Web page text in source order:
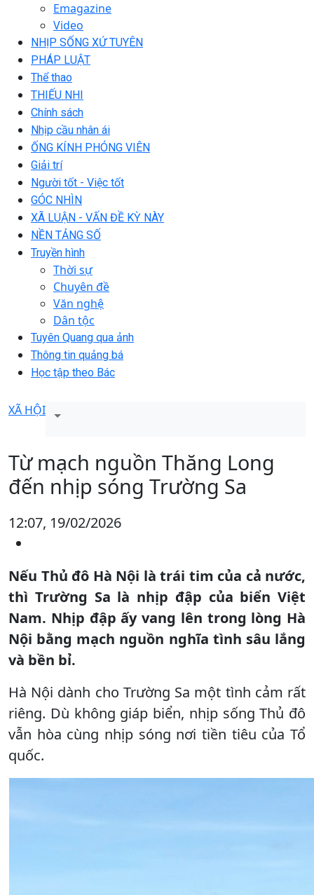
Emagazine
Video
NHỊP SỐNG XỨ TUYÊN
PHÁP LUẬT
Thể thao
THIẾU NHI
Chính sách
Nhịp cầu nhân ái
ỐNG KÍNH PHÓNG VIÊN
Giải trí
Người tốt - Việc tốt
GÓC NHÌN
XÃ LUẬN - VẤN ĐỀ KỲ NÀY
NỀN TẢNG SỐ
Truyền hình
Thời sự
Chuyên đề
Văn nghệ
Dân tộc
Tuyên Quang qua ảnh
Thông tin quảng bá
Học tập theo Bác
XÃ HỘI
Từ mạch nguồn Thăng Long
đến nhịp sóng Trường Sa
12:07, 19/02/2026
Nếu Thủ đô Hà Nội là trái tim của cả nước,
thì Trường Sa là nhịp đập của biển Việt
Nam. Nhịp đập ấy vang lên trong lòng Hà
Nội bằng mạch nguồn nghĩa tình sâu lắng
và bền bỉ.
Hà Nội dành cho Trường Sa một tình cảm rất
riêng. Dù không giáp biển, nhịp sống Thủ đô
vẫn hòa cùng nhịp sóng nơi tiền tiêu của Tổ
quốc.